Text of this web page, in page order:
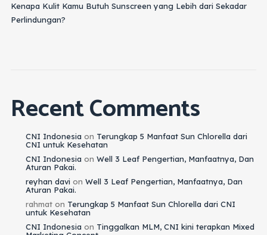
Kenapa Kulit Kamu Butuh Sunscreen yang Lebih dari Sekadar
Perlindungan?
Recent Comments
CNI Indonesia on Terungkap 5 Manfaat Sun Chlorella dari
CNI untuk Kesehatan
CNI Indonesia on Well 3 Leaf Pengertian, Manfaatnya, Dan
Aturan Pakai.
reyhan davi on Well 3 Leaf Pengertian, Manfaatnya, Dan
Aturan Pakai.
rahmaton Terungkap 5 Manfaat Sun Chlorella dari CNI
untuk Kesehatan
CNI Indonesia on Tinggalkan MLM, CNI kini terapkan Mixed